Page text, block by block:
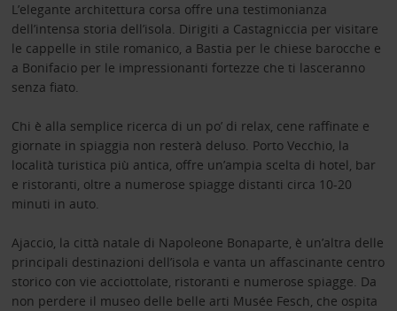
L’elegante architettura corsa offre una testimonianza
dell’intensa storia dell’isola. Dirigiti a Castagniccia per visitare
le cappelle in stile romanico, a Bastia per le chiese barocche e
a Bonifacio per le impressionanti fortezze che ti lasceranno
senza fiato.
Chi è alla semplice ricerca di un po’ di relax, cene raffinate e
giornate in spiaggia non resterà deluso. Porto Vecchio, la
località turistica più antica, offre un’ampia scelta di hotel, bar
e ristoranti, oltre a numerose spiagge distanti circa 10-20
minuti in auto.
Ajaccio, la città natale di Napoleone Bonaparte, è un’altra delle
principali destinazioni dell’isola e vanta un affascinante centro
storico con vie acciottolate, ristoranti e numerose spiagge. Da
non perdere il museo delle belle arti Musée Fesch, che ospita